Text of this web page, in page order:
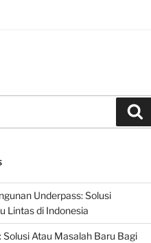
Underpass: Solusi
Lintas di Indonesia
Solusi Atau Masalah Baru Bagi